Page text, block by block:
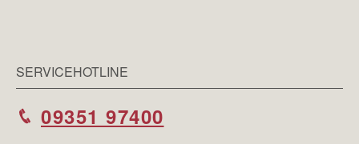
SERVICEHOTLINE
09351 97400